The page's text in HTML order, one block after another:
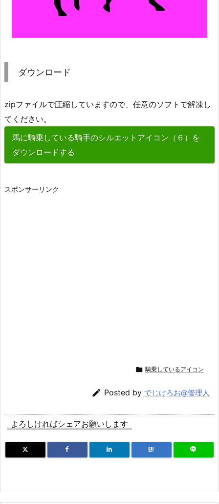
ダウンロード
zipファイルで圧縮していますので、任意のソフトで解凍し
てください。
馬に騎乗している騎手のシルエットアイコン（６）を
ダウンロードする
スポンサーリンク
 騎乗しているアイコン
 Posted by でじけろお@管理人
よろしければシェアお願いします
B!